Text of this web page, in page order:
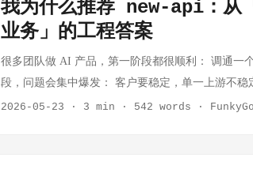
公司更重要。一个设计混乱的框架，会把你困在细
上。 Eino 的核心设计思路很简单：把能力拆成组
RAG 系统，就把检索、提示词、模型调用几个节
去，Agent 的循环调用逻辑框架全包了。 你不需
我为什么推荐 new-api：从
业务」的工程答案
很多团队做 AI 产品，第一阶段都很顺利： 调通一
段，问题会集中爆发： 客户要稳定，单一上游不
个人、团队、管理员权限都不一样； 运营要可视，
2026-05-23 · 3 min · 542 words ·